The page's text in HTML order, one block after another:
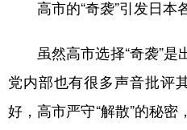
高市的“奇袭”引发日本各
虽然高市选择“奇袭”是
党内部也有很多声音批评
好，高市严守“解散”的秘